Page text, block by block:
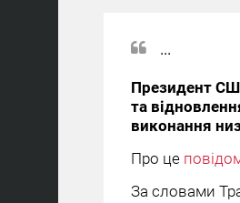
...
Президент
та
виконання
Про це
За словами